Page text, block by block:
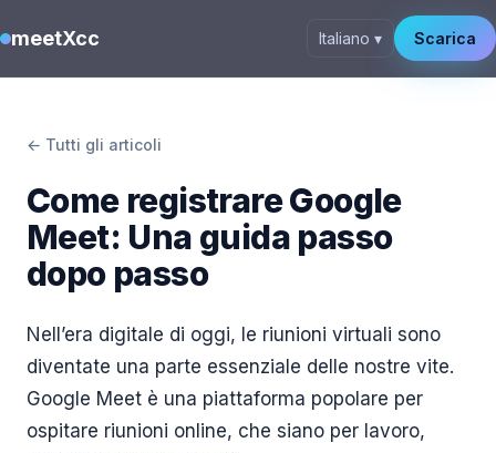
meetXcc Italiano ▾ Scarica
← Tutti gli articoli
Come registrare Google
Meet: Una guida passo
dopo passo
Nell’era digitale di oggi, le riunioni virtuali sono
diventate una parte essenziale delle nostre vite.
Google Meet è una piattaforma popolare per
ospitare riunioni online, che siano per lavoro,